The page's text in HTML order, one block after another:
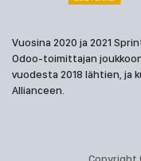
Vuosina 2020 ja 2021
Odoo-toimittajan
vuodesta 2018 lähtien, ja
Allianceen.
Copyright